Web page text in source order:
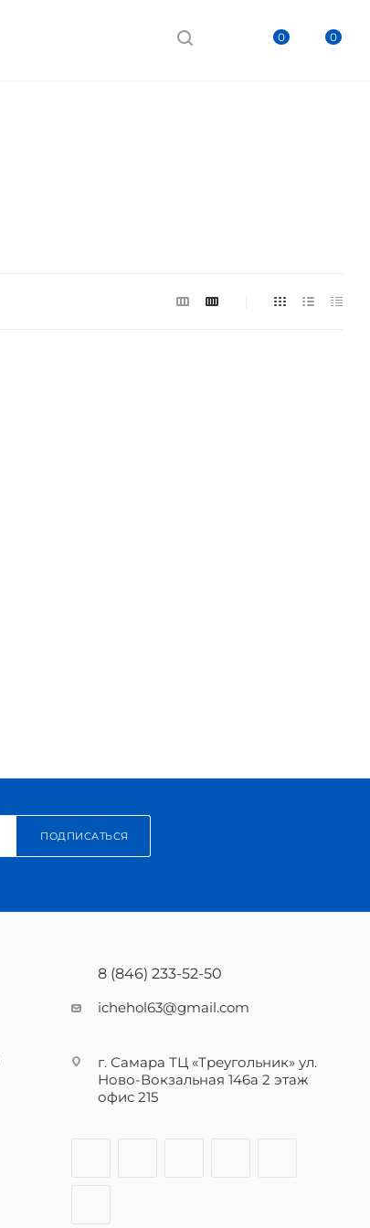
0 0
ПОДПИСАТЬСЯ
8 (846) 233-52-50
ichehol63@gmail.com
г. Самара ТЦ «Треугольник» ул.
Ново-Вокзальная 146а 2 этаж
офис 215